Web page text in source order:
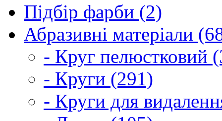
Підбір фарби (2)
Абразивні матеріали
- Круг пелюстковий
- Круги (291)
- Круги для